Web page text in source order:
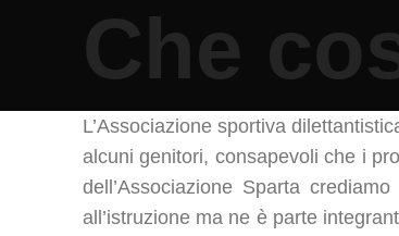
Che
L’Associazione sportiva
alcuni genitori, consapevoli che i
dell’Associazione Sparta
all’istruzione ma ne è parte